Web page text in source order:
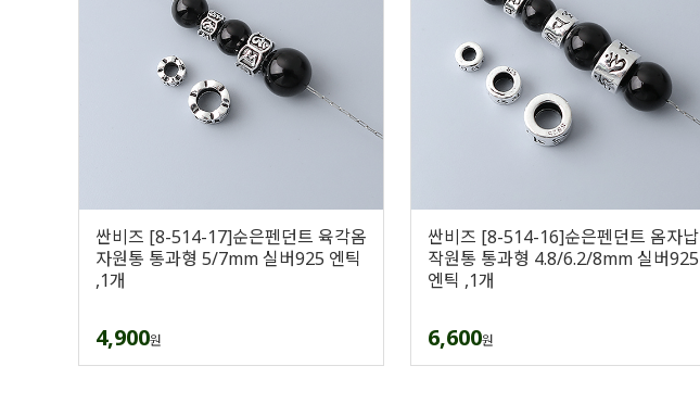
싼비즈 [8-514-17]순은펜던트 육각옴
자원통 통과형 5/7mm 실버925 엔틱
,1개
4,900원
싼비즈 [8-514-16]순은펜던트 옴자납
작원통 통과형 4.8/6.2/8mm 실버925
엔틱 ,1개
6,600원